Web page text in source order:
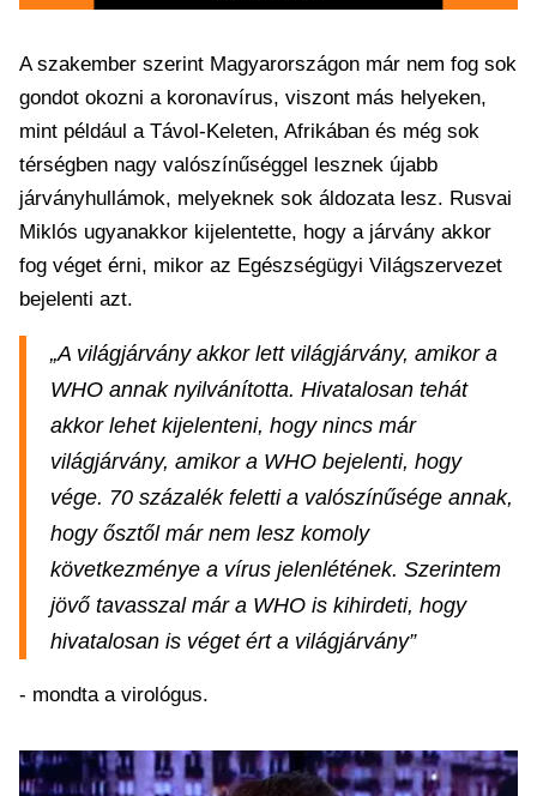
A szakember szerint Magyarországon már nem fog sok
gondot okozni a koronavírus, viszont más helyeken,
mint például a Távol-Keleten, Afrikában és még sok
térségben nagy valószínűséggel lesznek újabb
járványhullámok, melyeknek sok áldozata lesz. Rusvai
Miklós ugyanakkor kijelentette, hogy a járvány akkor
fog véget érni, mikor az Egészségügyi Világszervezet
bejelenti azt.
„A világjárvány akkor lett világjárvány, amikor a
WHO annak nyilvánította. Hivatalosan tehát
akkor lehet kijelenteni, hogy nincs már
világjárvány, amikor a WHO bejelenti, hogy
vége. 70 százalék feletti a valószínűsége annak,
hogy ősztől már nem lesz komoly
következménye a vírus jelenlétének. Szerintem
jövő tavasszal már a WHO is kihirdeti, hogy
hivatalosan is véget ért a világjárvány”
- mondta a virológus.